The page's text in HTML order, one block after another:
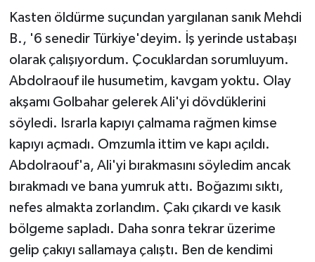
Kasten öldürme suçundan yargılanan sanık Mehdi
B., '6 senedir Türkiye'deyim. İş yerinde ustabaşı
olarak çalışıyordum. Çocuklardan sorumluyum.
Abdolraouf ile husumetim, kavgam yoktu. Olay
akşamı Golbahar gelerek Ali'yi dövdüklerini
söyledi. Israrla kapıyı çalmama rağmen kimse
kapıyı açmadı. Omzumla ittim ve kapı açıldı.
Abdolraouf'a, Ali'yi bırakmasını söyledim ancak
bırakmadı ve bana yumruk attı. Boğazımı sıktı,
nefes almakta zorlandım. Çakı çıkardı ve kasık
bölgeme sapladı. Daha sonra tekrar üzerime
gelip çakıyı sallamaya çalıştı. Ben de kendimi